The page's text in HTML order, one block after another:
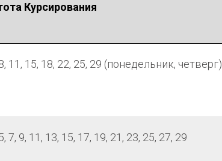
Курсирования
11, 15, 18, 22, 25, 29 (понедельник, четверг)
7, 9, 11, 13, 15, 17, 19, 21, 23, 25, 27, 29